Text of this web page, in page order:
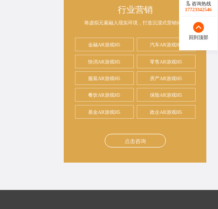
行业营销
将虚拟元素融入现实环境，打造沉浸式营销体验
金融AR游戏H5 汽车AR游戏H5
快消AR游戏H5 零售AR游戏H5
服装AR游戏H5 房产AR游戏H5
餐饮AR游戏H5 保险AR游戏H5
基金AR游戏H5 政企AR游戏H5
点击咨询
咨询热线
17723342546
回到顶部